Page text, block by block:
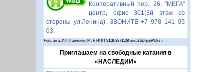
Кооперативный пер., 26, "МЕГА"
центр, офис 301(3й этаж со
стороны ул.Ленина). ЗВОНИТЕ +7 978 141 05
03.
Реклама: ИП Павленко М. Р. ИНН 911103871108 erid:2SDnjehADdm
Приглашаем на свободные катания в
«НАСЛЕДИИ»